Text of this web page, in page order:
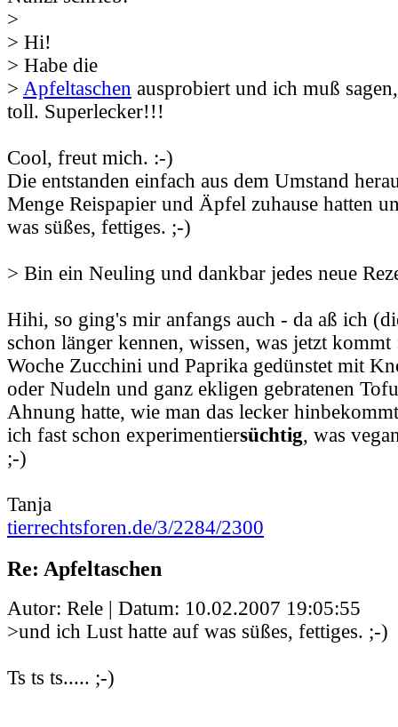
>
> Hi!
> Habe die
> Apfeltaschen ausprobiert und ich muß
toll. Superlecker!!!
Cool, freut mich. :-)
Die entstanden einfach aus dem Umstand
Menge Reispapier und Äpfel zuhause hatten
was süßes, fettiges. ;-)
> Bin ein Neuling und dankbar jedes neue
Hihi, so ging's mir anfangs auch - da aß ich
schon länger kennen, wissen, was jetzt
Woche Zucchini und Paprika gedünstet mit
oder Nudeln und ganz ekligen gebratenen
Ahnung hatte, wie man das lecker
ich fast schon experimentiersüchtig, was
;-)
Tanja
tierrechtsforen.de/3/2284/2300
Re: Apfeltaschen
Autor: Rele | Datum: 10.02.2007 19:05:55
>und ich Lust hatte auf was süßes, fettiges. ;-)
Ts ts ts..... ;-)